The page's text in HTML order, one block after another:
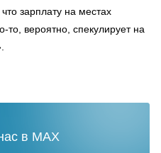
зарплату на местах
то, вероятно, спекулирует на
в MAX